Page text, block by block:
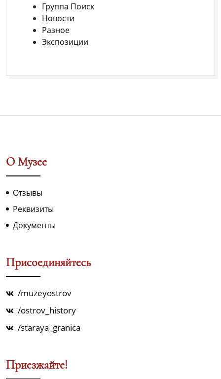
открыта.
Группа Поиск
Новости
Разное
Экспозиции
О Музее
Отзывы
Реквизиты
Документы
Присоединяйтесь
/muzeyostrov
/ostrov_history
/staraya_granica
Приезжайте!